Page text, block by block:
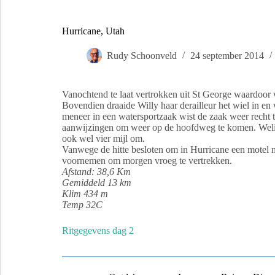
Hurricane, Utah
Rudy Schoonveld 24 september 2014
Vanochtend te laat vertrokken uit St George
Bovendien draaide Willy haar derailleur het wiel in en
meneer in een watersportzaak wist de zaak weer
aanwijzingen om weer op de hoofdweg te komen.
ook wel vier mijl om.
Vanwege de hitte besloten om in Hurricane een motel
voornemen om morgen vroeg te vertrekken.
Afstand: 38,6 Km
Gemiddeld 13 km
Klim 434 m
Temp 32C
Ritgegevens dag 2